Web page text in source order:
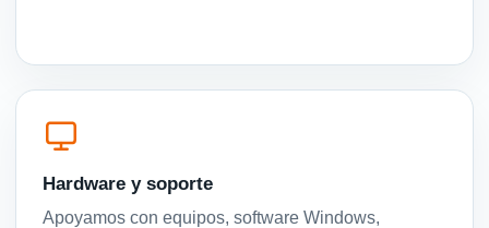
Hardware y soporte
Apoyamos con equipos, software Windows,